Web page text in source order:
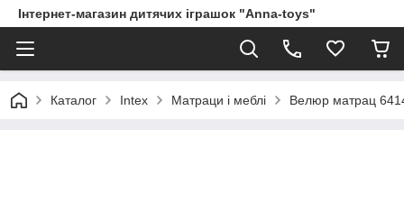
Інтернет-магазин дитячих іграшок "Anna-toys"
Каталог Intex Матраци і меблі Велюр матрац